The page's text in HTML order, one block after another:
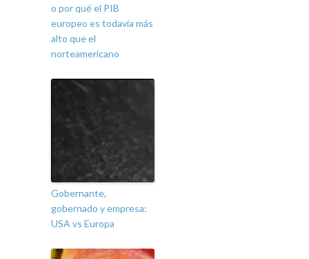
o por qué el PIB
europeo es todavía más
alto que el
norteamericano
Gobernante,
gobernado y empresa:
USA vs Europa